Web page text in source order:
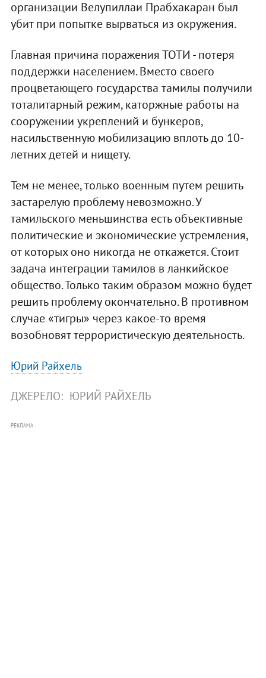
организации Велупиллаи Прабхакаран был
убит при попытке вырваться из окружения.
Главная причина поражения ТОТИ - потеря
поддержки населением. Вместо своего
процветающего государства тамилы получили
тоталитарный режим, каторжные работы на
сооружении укреплений и бункеров,
насильственную мобилизацию вплоть до 10-
летних детей и нищету.
Тем не менее, только военным путем решить
застарелую проблему невозможно. У
тамильского меньшинства есть объективные
политические и экономические устремления,
от которых оно никогда не откажется. Стоит
задача интеграции тамилов в ланкийское
общество. Только таким образом можно будет
решить проблему окончательно. В противном
случае «тигры» через какое-то время
возобновят террористическую деятельность.
Юрий Райхель
ДЖЕРЕЛО: ЮРИЙ РАЙХЕЛЬ
РЕКЛАМА